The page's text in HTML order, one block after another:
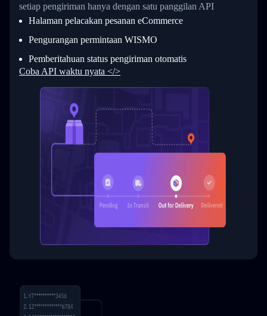
28
29
31
33
34
"Details": "BEIJING-
          }
        ]
      }
  }
}
setiap pengiriman hanya dengan satu panggilan API
Halaman pelacakan pesanan eCommerce
Pengurangan permintaan WISMO
Pemberitahuan status pengiriman otomatis
Coba API waktu nyata </>